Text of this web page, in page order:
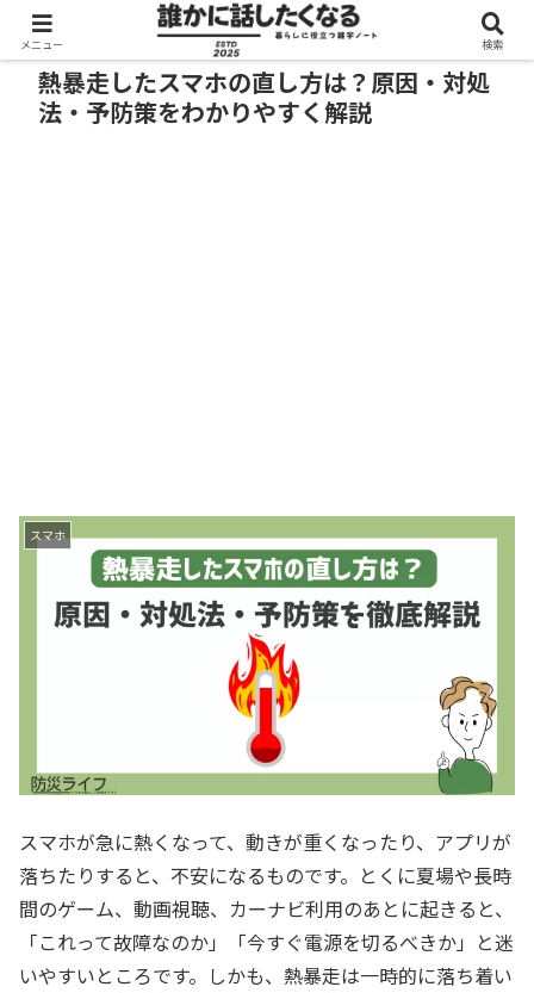
熱暴走したスマホの直し方は？原因・対処
法・予防策をわかりやすく解説
スマホ
スマホが急に熱くなって、動きが重くなったり、アプリが
落ちたりすると、不安になるものです。とくに夏場や長時
間のゲーム、動画視聴、カーナビ利用のあとに起きると、
「これって故障なのか」「今すぐ電源を切るべきか」と迷
いやすいところです。しかも、熱暴走は一時的に落ち着い
メニュー 検索